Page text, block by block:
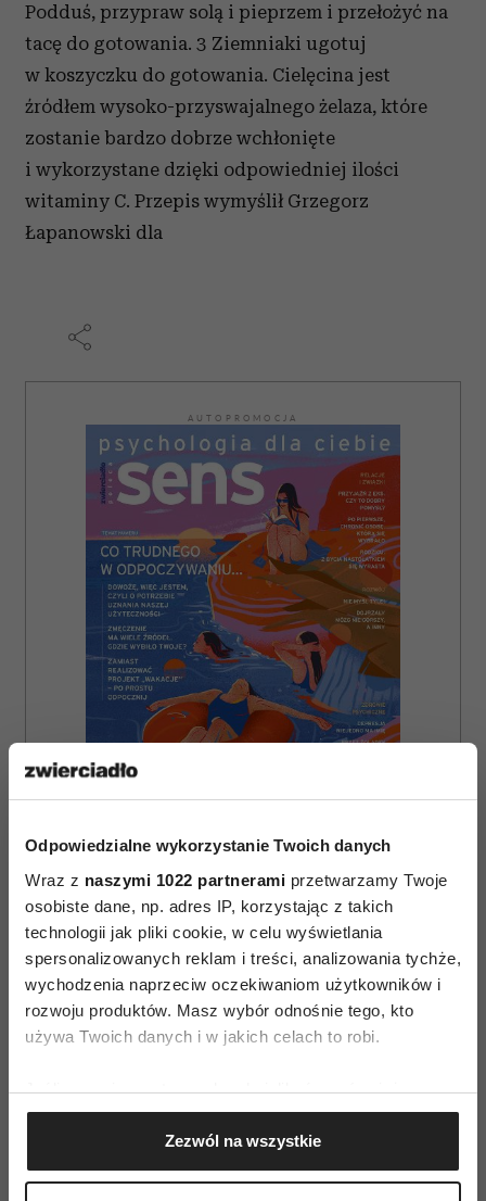
Odpowiedzialne wykorzystanie Twoich danych
Wraz z naszymi 1022 partnerami przetwarzamy Twoje
osobiste dane, np. adres IP, korzystając z takich
technologii jak pliki cookie, w celu wyświetlania
spersonalizowanych reklam i treści, analizowania tychże,
wychodzenia naprzeciw oczekiwaniom użytkowników i
rozwoju produktów. Masz wybór odnośnie tego, kto
używa Twoich danych i w jakich celach to robi.
Jeśli wyrazisz na to zgodę, chcielibyśmy również:
Gromadzić dane dotyczące Twojej lokalizacji
geograficznej z dokładnością nawet do kilku metrów
Identyfikować Twoje urządzenie, aktywnie
Zezwól na wszystkie
Podduś, przypraw solą i pieprzem i przełożyć na
tacę do gotowania. 3 Ziemniaki ugotuj
w koszyczku do gotowania. Cielęcina jest
źródłem wysoko-przyswajalnego żelaza, które
zostanie bardzo dobrze wchłonięte
i wykorzystane dzięki odpowiedniej ilości
witaminy C. Przepis wymyślił Grzegorz
Łapanowski dla
AUTOPROMOCJA
ZAMÓW
WYDANIE DRUKOWANE
E-WYDANIE